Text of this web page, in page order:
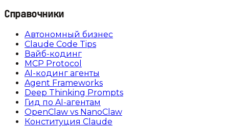
Справочники
Автономный бизнес
Claude Code Tips
Вайб-кодинг
MCP Protocol
AI-кодинг агенты
Agent Frameworks
Deep Thinking Prompts
Гид по AI-агентам
OpenClaw vs NanoClaw
Конституция Claude